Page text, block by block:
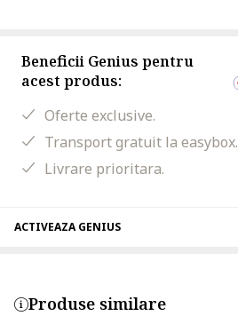
Beneficii Genius pentru
acest produs:
Oferte exclusive.
Transport gratuit la easybox.
Livrare prioritara.
ACTIVEAZA GENIUS
Produse similare